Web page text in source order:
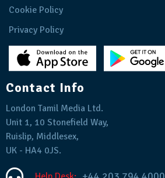
Cookie Policy
Privacy Policy
Contact Info
London Tamil Media Ltd.
Unit 1, 10 Stonefield Way,
Ruislip, Middlesex,
UK - HA4 0JS.